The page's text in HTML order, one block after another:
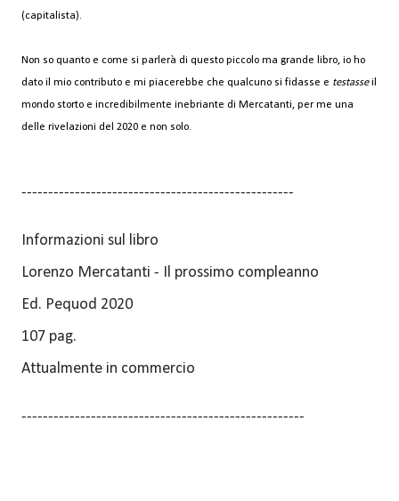
(capitalista).
Non so quanto e come si parlerà di questo piccolo ma grande libro, io ho
dato il mio contributo e mi piacerebbe che qualcuno si fidasse e testasseil
mondo storto e incredibilmente inebriante di Mercatanti, per me una
delle rivelazioni del 2020 e non solo.
---------------------------------------------------
Informazioni sul libro
Lorenzo Mercatanti - Il prossimo compleanno
Ed. Pequod 2020
107 pag.
Attualmente in commercio
-----------------------------------------------------